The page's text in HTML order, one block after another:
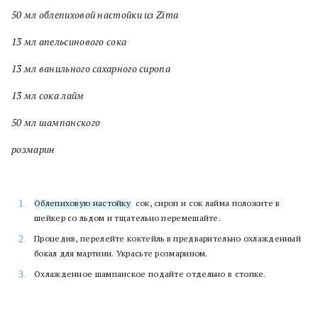
50 мл облепиховой настойки из Zima
13 мл апельсинового сока
13 мл ванильного сахарного сиропа
13 мл сока лайм
50 мл шампанского
розмарин
Облепиховую настойку, сок, сироп и сок лайма положите в
шейкер со льдом и тщательно перемешайте.
Процедив, перелейте коктейль в предварительно охлажденный
бокал для мартини. Украсьте розмарином.
Охлажденное шампанское подайте отдельно в стопке.